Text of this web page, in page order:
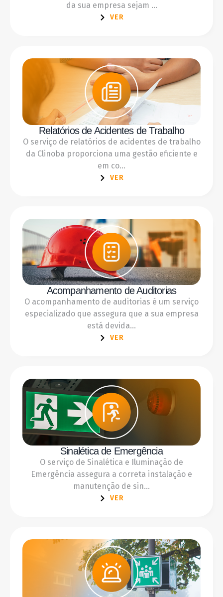
da sua empresa sejam ...
VER
Relatórios de Acidentes de Trabalho
O serviço de relatórios de acidentes de trabalho
da Clinoba proporciona uma gestão eficiente e
em co...
VER
Acompanhamento de Auditorias
O acompanhamento de auditorias é um serviço
especializado que assegura que a sua empresa
está devida...
VER
Sinalética de Emergência
O serviço de Sinalética e Iluminação de
Emergência assegura a correta instalação e
manutenção de sin...
VER